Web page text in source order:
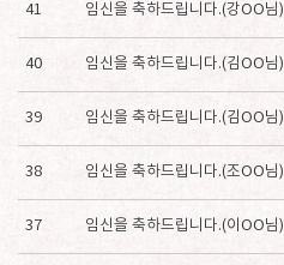
41 임신을 축하드립니다.(강OO님)
40 임신을 축하드립니다.(김OO님)
39 임신을 축하드립니다.(김OO님)
38 임신을 축하드립니다.(조OO님)
37 임신을 축하드립니다.(이OO님)